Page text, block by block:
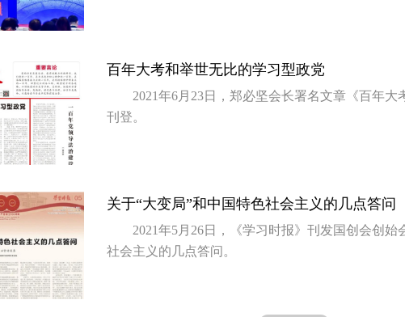
百年大考和举世无比的学习型政党
2021年6月23日，郑必坚会长署名文章《百年
刊登。
关于“大变局”和中国特色社会主义的几点答问
2021年5月26日，《学习时报》刊发国创会创
社会主义的几点答问。